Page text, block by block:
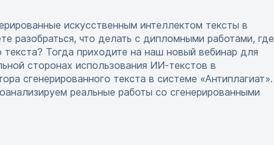
искусственным интеллектом тексты в
разобраться, что делать с дипломными работами, где
текста? Тогда приходите на наш новый вебинар для
сторонах использования ИИ-текстов в
сгенерированного текста в системе «Антиплагиат».
реальные работы со сгенерированными